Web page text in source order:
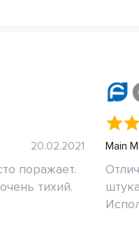
20.02.2021
поражает.
тихий.
Main